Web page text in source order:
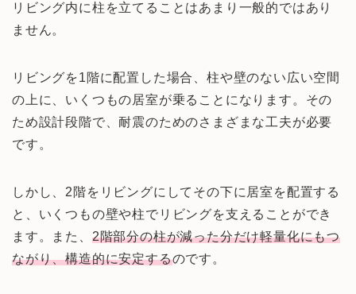
リビング内に柱を立てることはあまり一般的ではあり
ません。
リビングを1階に配置した場合、柱や壁のない広い空間
の上に、いくつもの居室が乗ることになります。その
ため設計段階で、耐震のためのさまざまな工夫が必要
です。
しかし、2階をリビングにしてその下に居室を配置する
と、いくつもの壁や柱でリビングを支えることができ
ます。また、 2階部分の柱が減った分だけ軽量化にもつ
ながり、構造的に安定するのです。